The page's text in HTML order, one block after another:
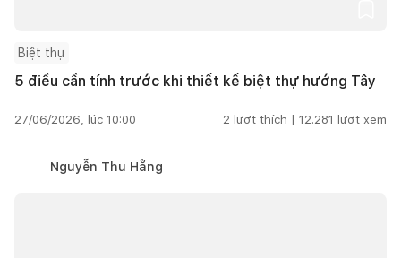
Biệt thự
5 điều cần tính trước khi thiết kế biệt thự hướng Tây
27/06/2026, lúc 10:00 2 lượt thích | 12.281 lượt xem
Nguyễn Thu Hằng